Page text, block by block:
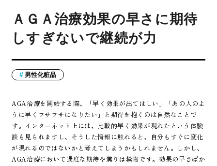
ＡＧＡ治療効果の早さに期待
しすぎないで継続が力
男性化粧品
AGA治療を開始する際、「早く効果が出てほしい」「あの人のよ
うに早くフサフサになりたい」と期待を抱くのは自然なことで
す。インターネット上には、比較的早く効果が現れたという体験
談も見られますし、そうした情報に触れると、自分もすぐに変化
が現れるのではないかと考えてしまうかもしれません。しかし、
AGA治療において過度な期待や焦りは禁物です。効果の早さばか